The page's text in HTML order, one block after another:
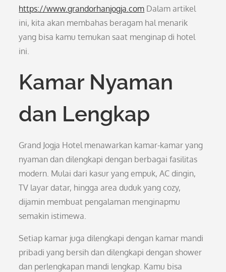
https://www.grandorhanjogja.com Dalam artikel
ini, kita akan membahas beragam hal menarik
yang bisa kamu temukan saat menginap di hotel
ini.
Kamar Nyaman
dan Lengkap
Grand Jogja Hotel menawarkan kamar-kamar yang
nyaman dan dilengkapi dengan berbagai fasilitas
modern. Mulai dari kasur yang empuk, AC dingin,
TV layar datar, hingga area duduk yang cozy,
dijamin membuat pengalaman menginapmu
semakin istimewa.
Setiap kamar juga dilengkapi dengan kamar mandi
pribadi yang bersih dan dilengkapi dengan shower
dan perlengkapan mandi lengkap. Kamu bisa